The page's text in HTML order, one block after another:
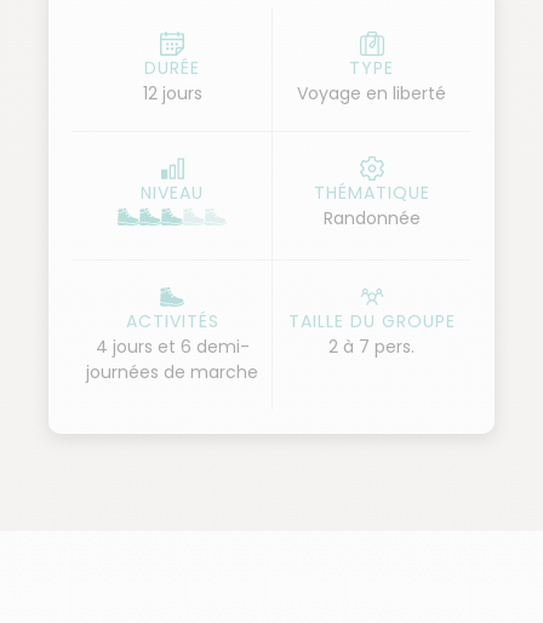
DURÉE
12 jours
TYPE
Voyage en liberté
NIVEAU
THÉMATIQUE
Randonnée
ACTIVITÉS
4 jours et 6 demi-
journées de marche
TAILLE DU GROUPE
2 à 7 pers.